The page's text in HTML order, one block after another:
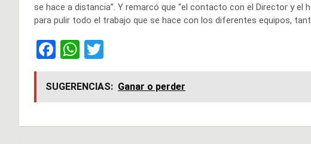
se hace a distancia”. Y remarcó que “el contacto con el Director y
para pulir todo el trabajo que se hace con los diferentes equipos,
F
a
ce
b
o
W
h
at
s
A
wi
tt
er
SUGERENCIAS: Ganar o perder